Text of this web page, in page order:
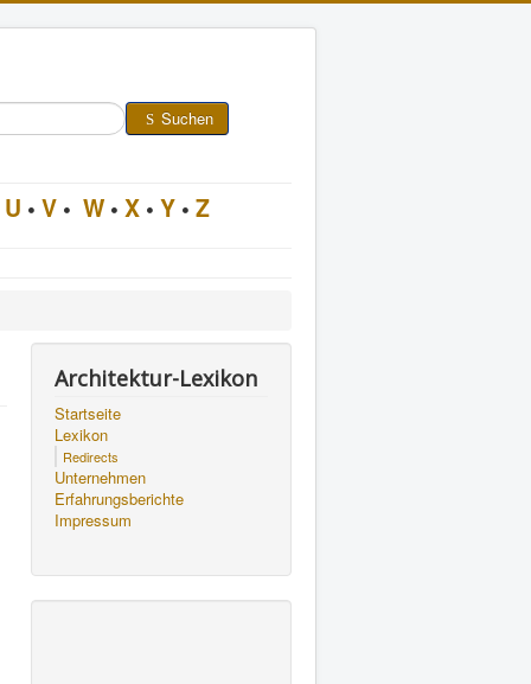
Suchen
U • V • W • X • Y • Z
Architektur-Lexikon
Startseite
Lexikon
Redirects
Unternehmen
Erfahrungsberichte
Impressum